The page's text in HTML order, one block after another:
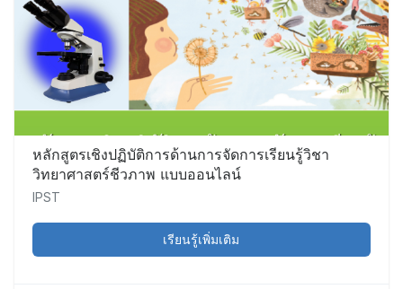
NA001
เริ่ม:
31
ก.ค.
2020
หลักสูตรเชิงปฏิบัติการด้านการจัดการเรียนรู้วิชา
วิทยาศาสตร์ชีวภาพ แบบออนไลน์
IPST
เรียนรู้เพิ่มเติม